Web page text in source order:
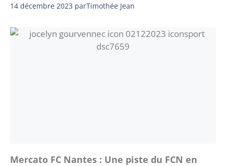
14 décembre 2023 parTimothée Jean
Mercato FC Nantes : Une piste du FCN en